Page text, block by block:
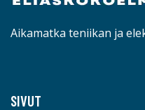
Aikamatka teniikan ja
SIVUT